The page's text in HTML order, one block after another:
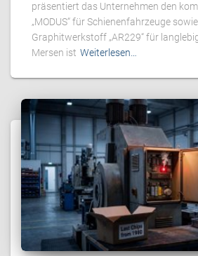
präsentiert das Unternehmen den
„MODUS“ für Schienenfahrzeuge
Graphitwerkstoff „AR229“ für
Mersen ist Weiterlesen…